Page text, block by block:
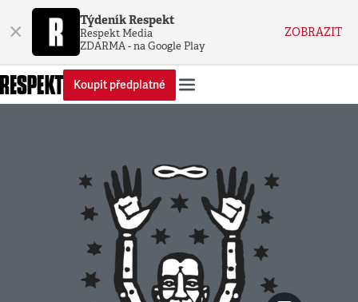
× Týdeník Respekt
Respekt Media
ZDARMA - na Google Play
ZOBRAZIT
Koupit předplatné